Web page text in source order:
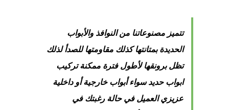
تتميز مصنوعاتنا من النوافذ والأبواب
الحديدة بمتانتها كذلك مقاومتها للصدأ لذلك
تظل برونقها لأطول فترة ممكنة تركيب
ابواب حديد سواء أبواب خارجية أو داخلية
عزيزي العميل في حالة رغبتك في